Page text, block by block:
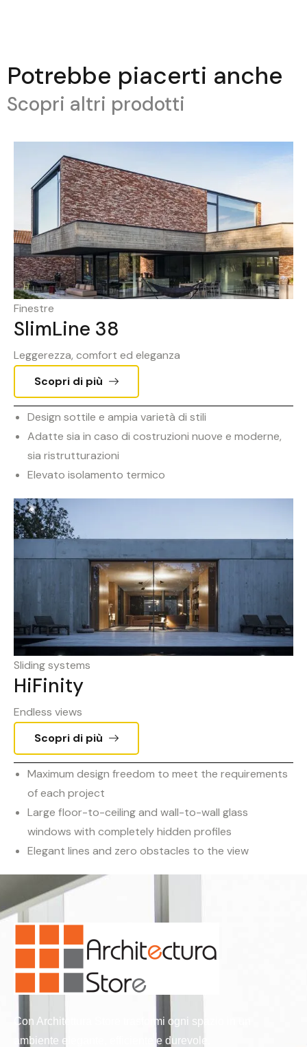
Potrebbe piacerti anche
Scopri altri prodotti
Finestre
SlimLine 38
Leggerezza, comfort ed eleganza
Scopri di più
Design sottile e ampia varietà di stili
Adatte sia in caso di costruzioni nuove e moderne,
sia ristrutturazioni
Elevato isolamento termico
Sliding systems
HiFinity
Endless views
Scopri di più
Maximum design freedom to meet the requirements
of each project
Large floor-to-ceiling and wall-to-wall glass
windows with completely hidden profiles
Elegant lines and zero obstacles to the view
Con Architettura Store trasformi ogni spazio in un
ambiente elegante, efficiente e durevole.